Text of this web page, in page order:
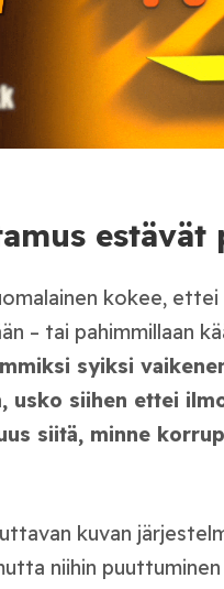
estävät
kokee,
– tai pahimmillaan
syiksi
usko siihen ettei
siitä, minne
kuvan
niihin